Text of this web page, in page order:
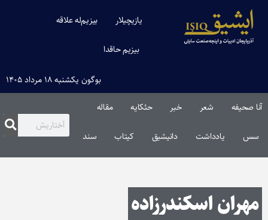
یازیچیلار بیزیم‌له علاقه
بیزیم حاقدا
بوگون یکشنبه ۱۸ مرداد ۱۴۰۵
آنا صحیفه شعر خبر حئکایه مقاله‌
سس یادداشت دانیشیق کیتاب سند
مهران اسکندرزاده